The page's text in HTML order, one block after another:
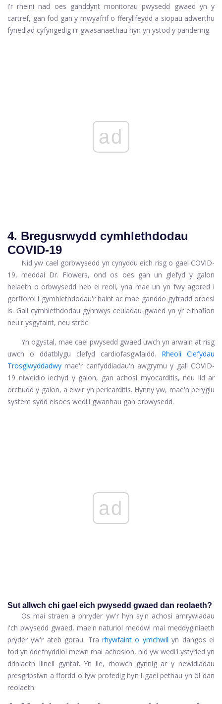
i'r rheini nad oes ganddynt monitorau pwysedd gwaed yn y
cartref, gan fod gan y mwyafrif o fferyllfeydd a siopau adwerthu
fynediad cyfyngedig i'r gwasanaethau hyn yn ystod y pandemig.
ad
4. Bregusrwydd cymhlethdodau
COVID-19
Nid yw cael gorbwysedd yn cynyddu eich risg o gael COVID-
19, meddai Dr. Flowers, ond os oes gan un glefyd y galon
helaeth o orbwysedd heb ei reoli, yna mae un yn fwy agored i
gorfforol i gymhlethdodau'r haint ac mae ganddo gyfradd oroesi
is. Gall cymhlethdodau gynnwys ceuladau gwaed yn yr eithafion
neu'r ysgyfaint, neu strôc.
Yn ogystal, mae cael pwysedd gwaed uwch yn arwain at risg
uwch o ddatblygu clefyd cardiofasgwlaidd.
Rheoli Clefydau
Trosglwyddadwy mae'r canfyddiadau'n awgrymu y gall COVID-
19 niweidio iechyd y galon, gan achosi myocarditis, neu lid ar
orchudd y galon, a elwir yn pericarditis. Hynny yw, mae'n peryglu
system sydd eisoes wedi'i gwanhau gan orbwysedd.
ad
Sut allwch chi gael eich pwysedd gwaed dan reolaeth?
Os mai straen a phryder yw'r hyn sy'n achosi amrywiadau
i'ch pwysedd gwaed, mae'n naturiol meddwl mai meddyginiaeth
pryder yw'r ateb gorau. Tra rhywfaint o ymchwil yn dangos ei
fod yn ddefnyddiol mewn rhai achosion, nid yw wedi'i ystyried yn
driniaeth llinell gyntaf. Yn lle, rhowch gynnig ar y newidiadau
presgripsiwn a ffordd o fyw profedig hyn i gael pethau yn ôl dan
reolaeth.